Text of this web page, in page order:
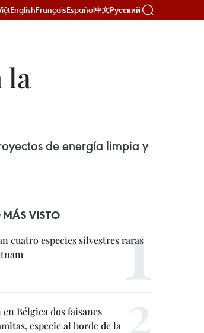
EnglishFrançaisEspañol中文Русский
la
de energía limpia y
MÁS VISTO
cuatro especies silvestres raras
en Bélgica dos faisanes
especie al borde de la